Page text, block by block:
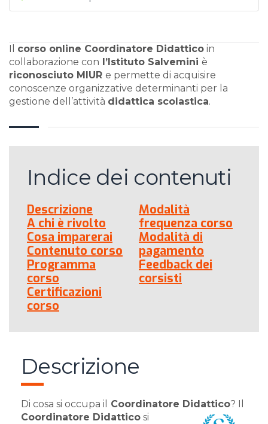
corso online Coordinatore Didattico in
collaborazione con l’Istituto Salvemini è
riconosciuto MIUR e permette di acquisire
conoscenze organizzative determinanti per la
gestione dell’attività didattica scolastica.
Indice dei contenuti
Descrizione
A chi è rivolto
Cosa imparerai
Contenuto corso
Programma
corso
Certificazioni
corso
Modalità
frequenza corso
Modalità di
pagamento
Feedback dei
corsisti
Descrizione
Di cosa si occupa il Coordinatore Didattico?
Coordinatore Didattico si